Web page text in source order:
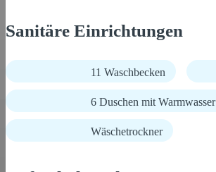
Sanitäre Einrichtungen
11 Waschbecken
6 Duschen mit Warmwasser
Wäschetrockner